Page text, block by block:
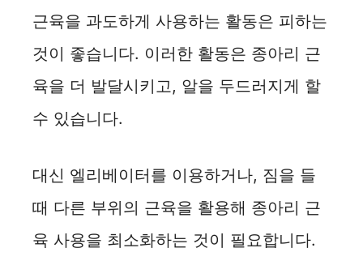
근육을 과도하게 사용하는 활동은 피하는
것이 좋습니다. 이러한 활동은 종아리 근
육을 더 발달시키고, 알을 두드러지게 할
수 있습니다.
대신 엘리베이터를 이용하거나, 짐을 들
때 다른 부위의 근육을 활용해 종아리 근
육 사용을 최소화하는 것이 필요합니다.